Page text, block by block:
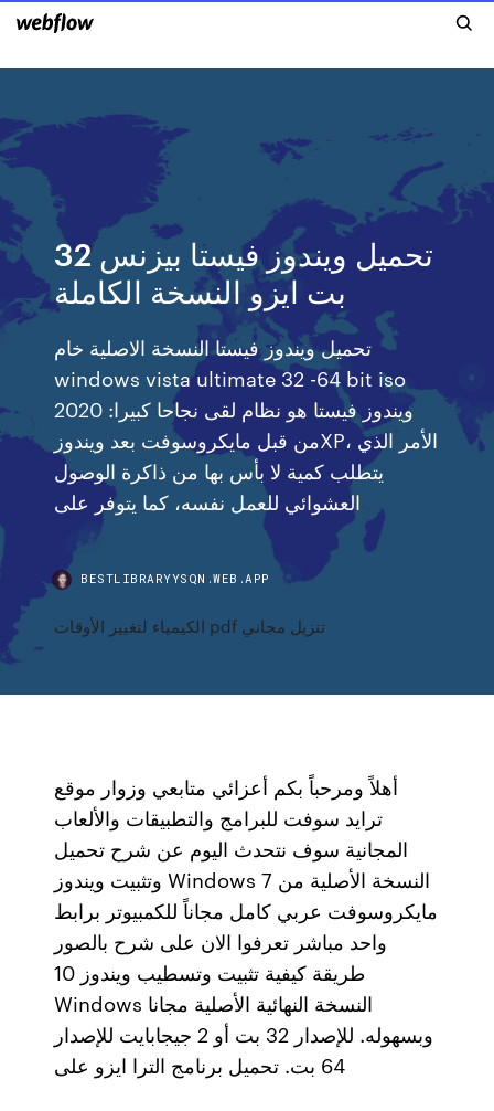
تحميل ويندوز فيستا بيزنس 32
بت ايزو النسخة الكاملة
تحميل ويندوز فيستا النسخة الاصلية خام
windows vista ultimate 32 -64 bit iso
2020 :ويندوز فيستا هو نظام لقى نجاحا كبيرا
من قبل مايكروسوفت بعد ويندوزXP، الأمر الذي
يتطلب كمية لا بأس بها من ذاكرة الوصول
العشوائي للعمل نفسه، كما يتوفر على
BESTLIBRARYYSQN.WEB.APP
الكيمياء لتغيير الأوقات pdf تنزيل مجاني
أهلاً ومرحباً بكم أعزائي متابعي وزوار موقع
ترايد سوفت للبرامج والتطبيقات والألعاب
المجانية سوف نتحدث اليوم عن شرح تحميل
وتثبيت ويندوز Windows 7 النسخة الأصلية من
مايكروسوفت عربي كامل مجاناً للكمبيوتر برابط
واحد مباشر تعرفوا الان على شرح بالصور
طريقة كيفية تثبيت وتسطيب ويندوز 10
Windows النسخة النهائية الأصلية مجانا
وبسهوله. للإصدار 32 بت أو 2 جيجابايت للإصدار
64 بت. تحميل برنامج الترا ايزو على